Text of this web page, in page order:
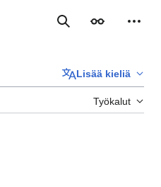
Haku Ulkoasu
Lisää kieliä
Työkalut